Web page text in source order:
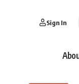
Sign In